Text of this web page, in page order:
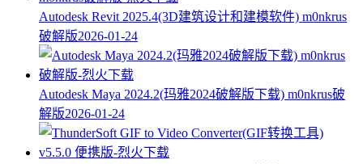
Autodesk Revit 2025.4(3D建筑设计和建模软件) m0nkrus
破解版2026-01-24
Autodesk Maya 2024.2(玛雅2024破解版下载) m0nkrus破
解版2026-01-24